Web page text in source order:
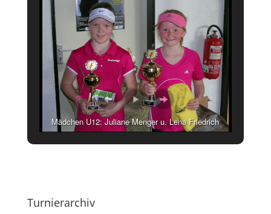
Mädchen U12: Juliane Menger u. Lena Friedrich
Turnierarchiv